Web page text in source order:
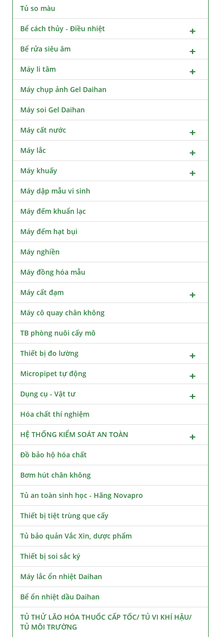
Tủ so màu
Bể cách thủy - Điều nhiệt
Bể rửa siêu âm
Máy li tâm
Máy chụp ảnh Gel Daihan
Máy soi Gel Daihan
Máy cất nước
Máy lắc
Máy khuấy
Máy dập mẫu vi sinh
Máy đếm khuẩn lạc
Máy đếm hạt bụi
Máy nghiền
Máy đồng hóa mẫu
Máy cất đạm
Máy cô quay chân không
TB phòng nuôi cấy mô
Thiết bị đo lường
Micropipet tự động
Dụng cụ - Vật tư
Hóa chất thí nghiệm
HỆ THỐNG KIỂM SOÁT AN TOÀN
Đồ bảo hộ hóa chất
Bơm hút chân không
Tủ an toàn sinh học - Hãng Novapro
Thiết bị tiệt trùng que cấy
Tủ bảo quản Vắc Xin, dược phẩm
Thiết bị soi sắc ký
Máy lắc ổn nhiệt Daihan
Bể ổn nhiệt dầu Daihan
TỦ THỬ LÃO HÓA THUỐC CẤP TỐC/ TỦ VI KHÍ HẬU/
TỦ MÔI TRƯỜNG